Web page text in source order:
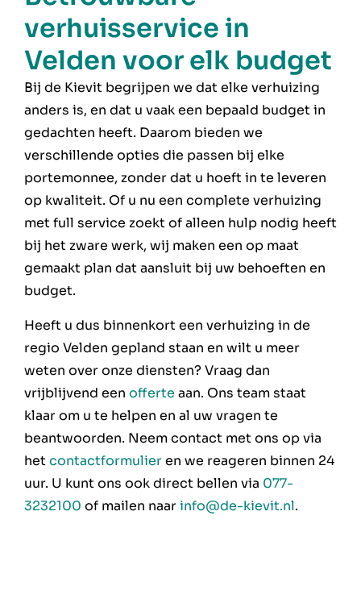
verhuisservice in
Velden voor elk budget
Bij de Kievit begrijpen we dat elke verhuizing
anders is, en dat u vaak een bepaald budget in
gedachten heeft. Daarom bieden we
verschillende opties die passen bij elke
portemonnee, zonder dat u hoeft in te leveren
op kwaliteit. Of u nu een complete verhuizing
met full service zoekt of alleen hulp nodig heeft
bij het zware werk, wij maken een op maat
gemaakt plan dat aansluit bij uw behoeften en
budget.
Heeft u dus binnenkort een verhuizing in de
regio Velden gepland staan en wilt u meer
weten over onze diensten? Vraag dan
vrijblijvend een offerte aan. Ons team staat
klaar om u te helpen en al uw vragen te
beantwoorden. Neem contact met ons op via
hetcontactformulieren we reageren binnen 24
uur. U kunt ons ook direct bellen via 077-
3232100 of mailen naarinfo@de-kievit.nl.